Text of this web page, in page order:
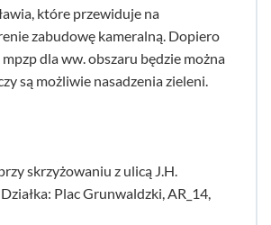
które przewiduje na
zabudowę kameralną. Dopiero
dla ww. obszaru będzie można
są możliwie nasadzenia zieleni.
skrzyżowaniu z ulicą J.H.
Plac Grunwaldzki, AR_14,